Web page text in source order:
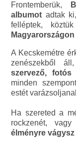
Frontemberük,
albumot adtak
felléptek,
Magyarországon
A Kecskemétre
zenészekből
szervező,
minden
estét
Ha szereted a
rockzenét,
élményre